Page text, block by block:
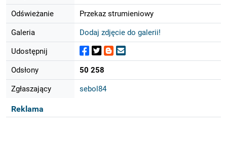
Odświeżanie Przekaz strumieniowy
Galeria Dodaj zdjęcie do galerii!
Udostępnij
Odsłony 50 258
Zgłaszający sebol84
Reklama